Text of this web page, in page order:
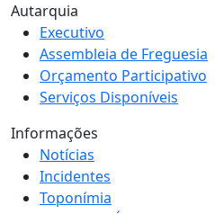
Autarquia
Executivo
Assembleia de Freguesia
Orçamento Participativo
Serviços Disponíveis
Informações
Notícias
Incidentes
Toponímia